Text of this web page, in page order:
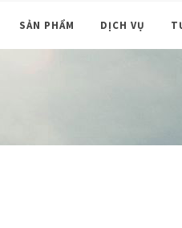
SẢN PHẨM DỊCH VỤ